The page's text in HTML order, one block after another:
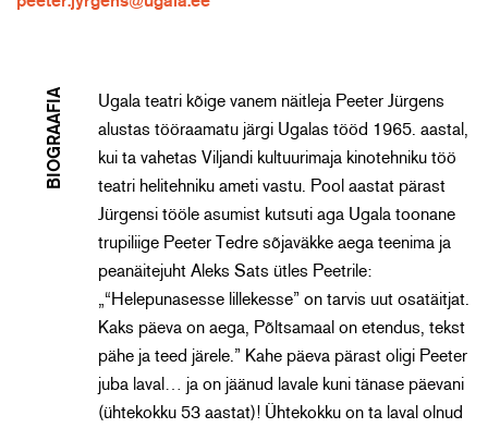
BIOGRAAFIA
Ugala teatri kõige vanem näitleja Peeter Jürgens
alustas tööraamatu järgi Ugalas tööd 1965. aastal,
kui ta vahetas Viljandi kultuurimaja kinotehniku töö
teatri helitehniku ameti vastu. Pool aastat pärast
Jürgensi tööle asumist kutsuti aga Ugala toonane
trupiliige Peeter Tedre sõjaväkke aega teenima ja
peanäitejuht Aleks Sats ütles Peetrile:
„“Helepunasesse lillekesse” on tarvis uut osatäitjat.
Kaks päeva on aega, Põltsamaal on etendus, tekst
pähe ja teed järele.” Kahe päeva pärast oligi Peeter
juba laval… ja on jäänud lavale kuni tänase päevani
(ühtekokku 53 aastat)! Ühtekokku on ta laval olnud